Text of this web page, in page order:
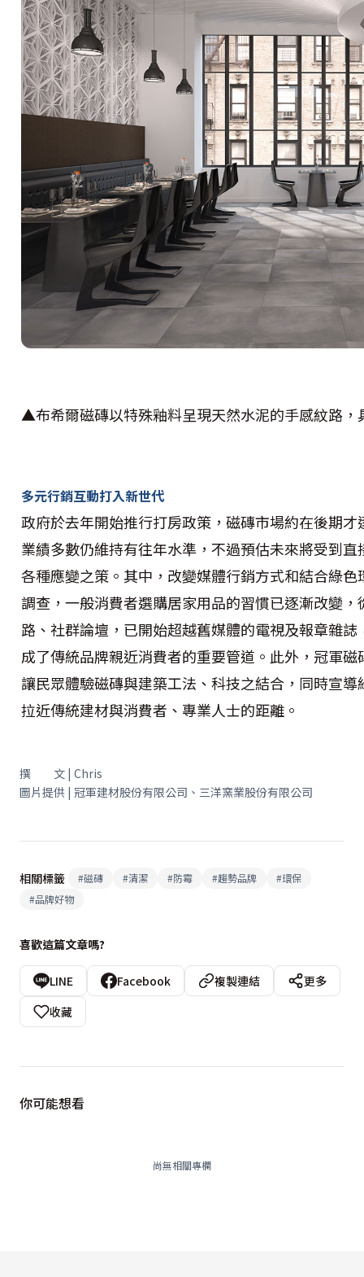
▲布希爾磁磚以特殊釉料呈現天然水泥的手感紋路
多元行銷互動打入新世代
政府於去年開始推行打房政策，磁磚市場約在後期
業績多數仍維持有往年水準，不過預估未來將受到
各種應變之策。其中，改變媒體行銷方式和結合綠
調查，一般消費者選購居家用品的習慣已逐漸改變
路、社群論壇，已開始超越舊媒體的電視及報章雜
成了傳統品牌親近消費者的重要管道。此外，冠軍
讓民眾體驗磁磚與建築工法、科技之結合，同時宣
拉近傳統建材與消費者、專業人士的距離。
撰 文 | Chris
圖片提供 | 冠軍建材股份有限公司、三洋窯業股份有限公司
相關標籤 #磁磚 #清潔 #防霉 #趨勢品牌 #環保
#品牌好物
喜歡這篇文章嗎?
LINE Facebook 複製連結
更多
收藏
你可能想看
尚無相關專欄